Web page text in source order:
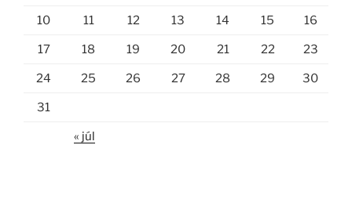
10 11 12 13 14 15 16
17 18 19 20 21 22 23
24 25 26 27 28 29 30
31
« júl